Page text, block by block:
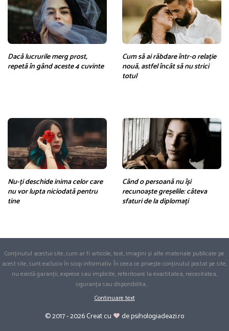
Dacă lucrurile merg prost,
repetă în gând aceste 4 cuvinte
Cum să ai răbdare într-o relație
nouă, astfel încât să nu strici
totul
Nu-ți deschide inima celor care
nu vor lupta niciodată pentru
tine
Când o persoană nu își
recunoaște greșelile: câteva
sfaturi de la diplomați
Conținutul acestui site, cum ar fi articole, text, imagini și alte materiale publicate pe
acest site, sunt exclusiv în scop informativ. În ceea ce privește conținutul postat pe site,
nu există garanții, exprese sau implicite, referitoare la exactitatea, necesitatea,
siguranța sau disponibilita...
Continuare text
© 2017 - 2026 Creat cu de psihologiadeazi.ro